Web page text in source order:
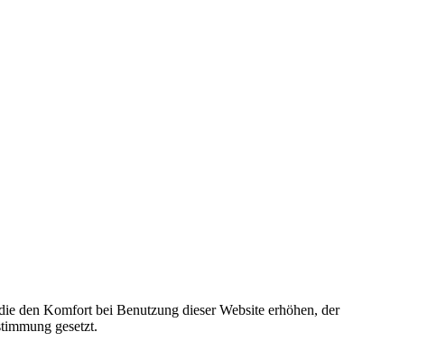
den Komfort bei Benutzung dieser Website erhöhen, der
gesetzt.